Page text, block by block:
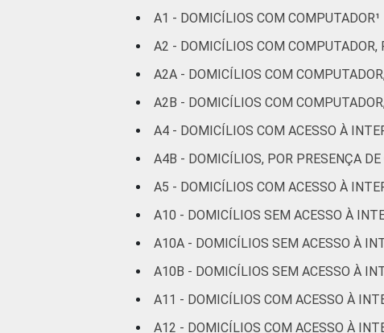
SM
Mais de 10
SM
Não tem
renda
Não sabe 3 0
Não
respondeu
3 2
CLASSE
A 0 0
B 1 1
A1 - DOMICÍLIOS COM COMPUTADOR¹
A2 - DOMICÍLIOS COM COMPUTADOR,
A2A - DOMICÍLIOS COM
A2B - DOMICÍLIOS COM
A4 - DOMICÍLIOS COM ACESSO À
A4B - DOMICÍLIOS, POR PRESENÇA
A5 - DOMICÍLIOS COM ACESSO À
A10 - DOMICÍLIOS SEM ACESSO À
A10A - DOMICÍLIOS SEM ACESSO À
A10B - DOMICÍLIOS SEM ACESSO À
A11 - DOMICÍLIOS COM ACESSO À
A12 - DOMICÍLIOS COM ACESSO À